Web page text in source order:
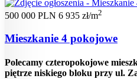
500 000 PLN 6 935 zł/m2
Mieszkanie 4 pokojowe
Polecamy czteropokojowe
piętrze niskiego bloku przy ul.